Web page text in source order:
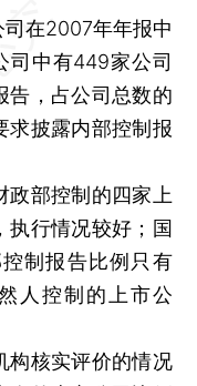
在2007年年报中
司中有449家公司
告，占公司总数的
求披露内部控制报
部控制的四家上
执行情况较好；国
制报告比例只有
人控制的上市公
核实评价的情况